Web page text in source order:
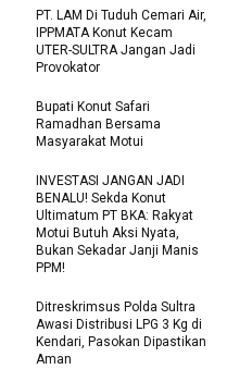
PT. LAM Di Tuduh Cemari Air,
IPPMATA Konut Kecam
UTER-SULTRA Jangan Jadi
Provokator
Bupati Konut Safari
Ramadhan Bersama
Masyarakat Motui
INVESTASI JANGAN JADI
BENALU! Sekda Konut
Ultimatum PT BKA: Rakyat
Motui Butuh Aksi Nyata,
Bukan Sekadar Janji Manis
PPM!
Ditreskrimsus Polda Sultra
Awasi Distribusi LPG 3 Kg di
Kendari, Pasokan Dipastikan
Aman